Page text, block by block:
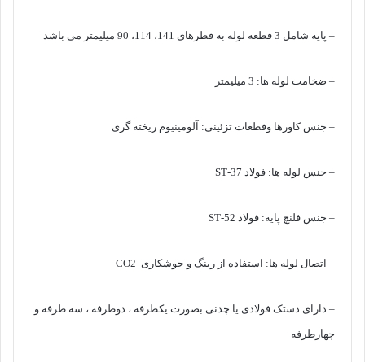
– پایه شامل 3 قطعه لوله به قطرهای 141، 114، 90 میلیمتر می باشد
– ضخامت لوله ها: 3 میلیمتر
– جنس کاورها وقطعات تزئینی: آلومینیوم ریخته گری
– جنس لوله ها: فولاد 37-ST
– جنس فلنچ پایه: فولاد 52-ST
– اتصال لوله ها: استفاده از رینگ و جوشکاری CO2
– دارای دستک فولادی یا چدنی بصورت یکطرفه ، دوطرفه ، سه طرفه و
چهارطرفه